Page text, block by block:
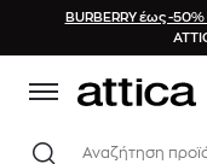
BURBERRY έως -
Αναζήτηση